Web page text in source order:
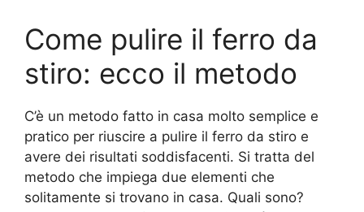
Come pulire il ferro da
stiro: ecco il metodo
C’è un metodo fatto in casa molto semplice e
pratico per riuscire a pulire il ferro da stiro e
avere dei risultati soddisfacenti. Si tratta del
metodo che impiega due elementi che
solitamente si trovano in casa. Quali sono?